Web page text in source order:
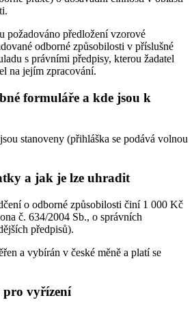
požadováno předložení vzorové
odborné způsobilosti v příslušné
s právními předpisy, kterou žadatel
na jejím zpracování.
formuláře a kde jsou k
stanoveny (přihláška se podává volnou
a jak je lze uhradit
o odborné způsobilosti činí 1 000 Kč
č. 634/2004 Sb., o správních
předpisů).
a vybírán v české měně a platí se
pro vyřízení